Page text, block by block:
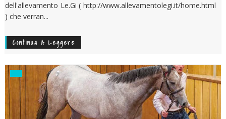
dell'allevamento Le.Gi ( http://www.allevamentolegi.it/home.html
) che verran...
Continua A Leggere